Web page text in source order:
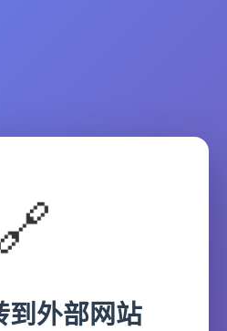
到外部网站